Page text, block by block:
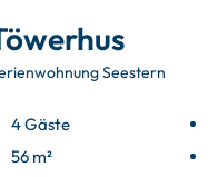
Seestern
4 Gäste
56 m²